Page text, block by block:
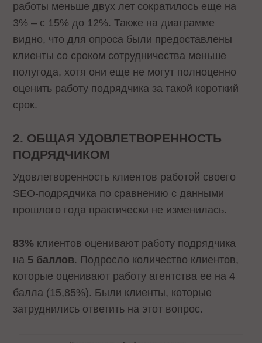
работы меньше двух лет сократилось еще на
3% – с 15% до 12%. Также на диаграмме
видно, что для опроса были предоставлены
клиенты со сроком сотрудничества меньше
полугода, хотя они еще не могут полноценно
оценить работу подрядчика за такой короткий
срок.
2. ОБЩАЯ УДОВЛЕТВОРЕННОСТЬ
ПОДРЯДЧИКОМ
Удовлетворенность клиентов работой своего
SEO-подрядчика по сравнению с данными
прошлого года практически не изменилась.
83% клиентов оценивают работу подрядчика
на 5 баллов. Подросло количество клиентов,
которые оценивают работу агентства ее на 4
балла (15,85%). Были клиенты, которые
затруднились ответить на этот вопрос.